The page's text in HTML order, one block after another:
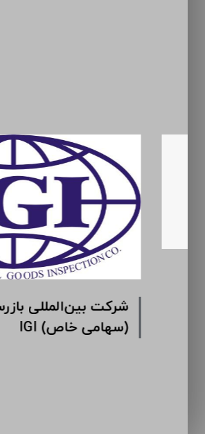
سیمان ارومیه (سهامی عام)